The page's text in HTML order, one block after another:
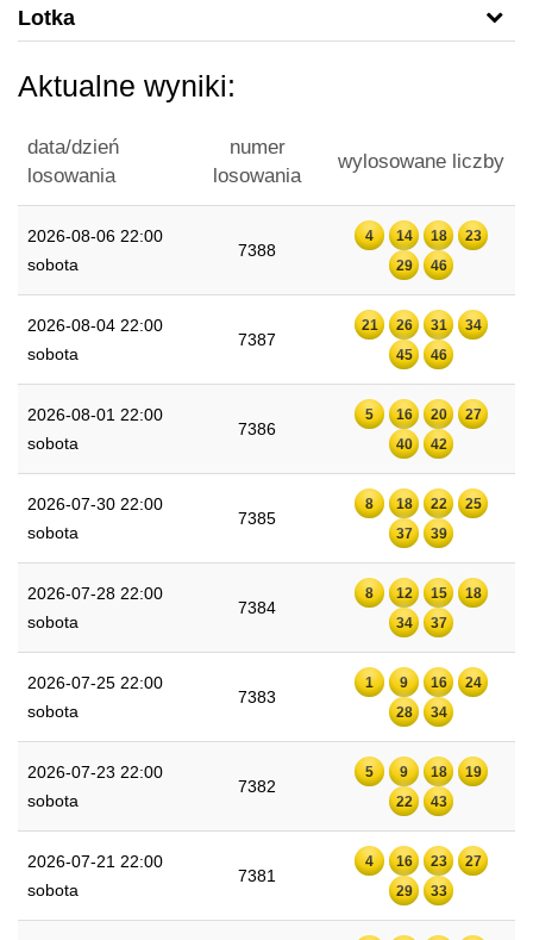
Lotka
Aktualne wyniki:
data/dzień
losowania
numer
losowania
wylosowane liczby
2026-08-06 22:00
sobota
7388
4 14 18
23
29
46
2026-08-04 22:00
sobota
7387
21 26 31
34
45
46
2026-08-01 22:00
sobota
7386
5 16 20
27
40
42
2026-07-30 22:00
sobota
7385
8 18 22
25
37
39
2026-07-28 22:00
sobota
7384
8 12 15
18
34
37
2026-07-25 22:00
sobota
7383
1 9 16
24
28
34
2026-07-23 22:00
sobota
7382
5 9 18
19
22
43
2026-07-21 22:00
sobota
7381
4 16 23
27
29
33